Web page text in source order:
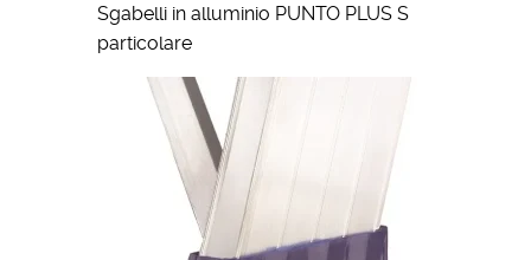
Sgabelli in alluminio PUNTO PLUS S
particolare